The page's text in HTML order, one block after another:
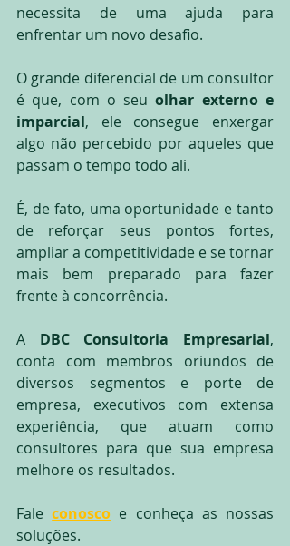
necessita de uma ajuda para
enfrentar um novo desafio.
O grande diferencial de um consultor
é que, com o seu olhar externo e
imparcial, ele consegue enxergar
algo não percebido por aqueles que
passam o tempo todo ali.
É, de fato, uma oportunidade e tanto
de reforçar seus pontos fortes,
ampliar a competitividade e se tornar
mais bem preparado para fazer
frente à concorrência.
A DBC Consultoria Empresarial,
conta com membros oriundos de
diversos segmentos e porte de
empresa, executivos com extensa
experiência, que atuam como
consultores para que sua empresa
melhore os resultados.
Fale conosco e conheça as nossas
soluções.